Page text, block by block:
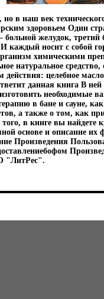
в наш век
здоровьем Один
больной желудок,
каждый носит с собой
химическими
натуральное
действия: целебное
данная книга В
необходимые
в бане и сауне,
а также о том, как
в книге вы найдете
основе и описание их
Произведения
"ЛитРес".